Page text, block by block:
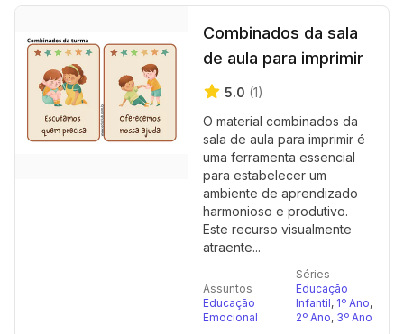
Combinados da sala
de aula para imprimir
5.0 (1)
O material combinados da
sala de aula para imprimir é
uma ferramenta essencial
para estabelecer um
ambiente de aprendizado
harmonioso e produtivo.
Este recurso visualmente
atraente...
Assuntos
Educação
Emocional
Séries
Educação
Infantil, 1º Ano,
2º Ano, 3º Ano